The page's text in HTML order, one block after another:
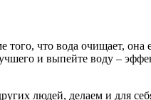
того, что вода очищает,
и выпейте воду –
людей, делаем и для